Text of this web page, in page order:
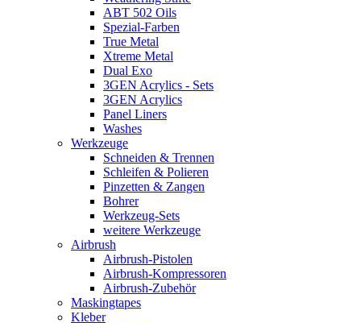
ABT 502 Oils
Spezial-Farben
True Metal
Xtreme Metal
Dual Exo
3GEN Acrylics - Sets
3GEN Acrylics
Panel Liners
Washes
Werkzeuge
Schneiden & Trennen
Schleifen & Polieren
Pinzetten & Zangen
Bohrer
Werkzeug-Sets
weitere Werkzeuge
Airbrush
Airbrush-Pistolen
Airbrush-Kompressoren
Airbrush-Zubehör
Maskingtapes
Kleber